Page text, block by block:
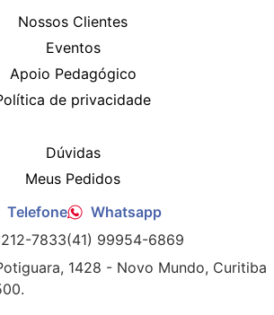
Nossos Clientes
Eventos
Apoio Pedagógico
de privacidade
Dúvidas
Meus Pedidos
Telefone
Whatsapp
7833(41) 99954-6869
1428 - Novo Mundo, Curitiba